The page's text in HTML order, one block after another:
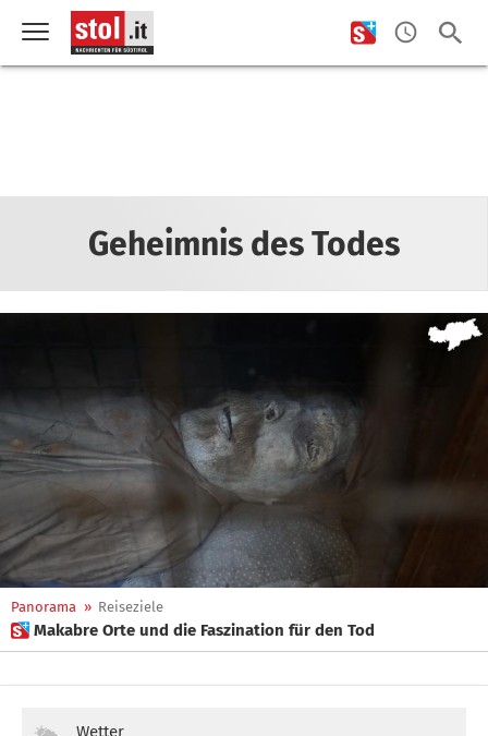
Geheimnis des Todes
Panorama » Reiseziele
 Makabre Orte und die Faszination für den Tod
Wetter